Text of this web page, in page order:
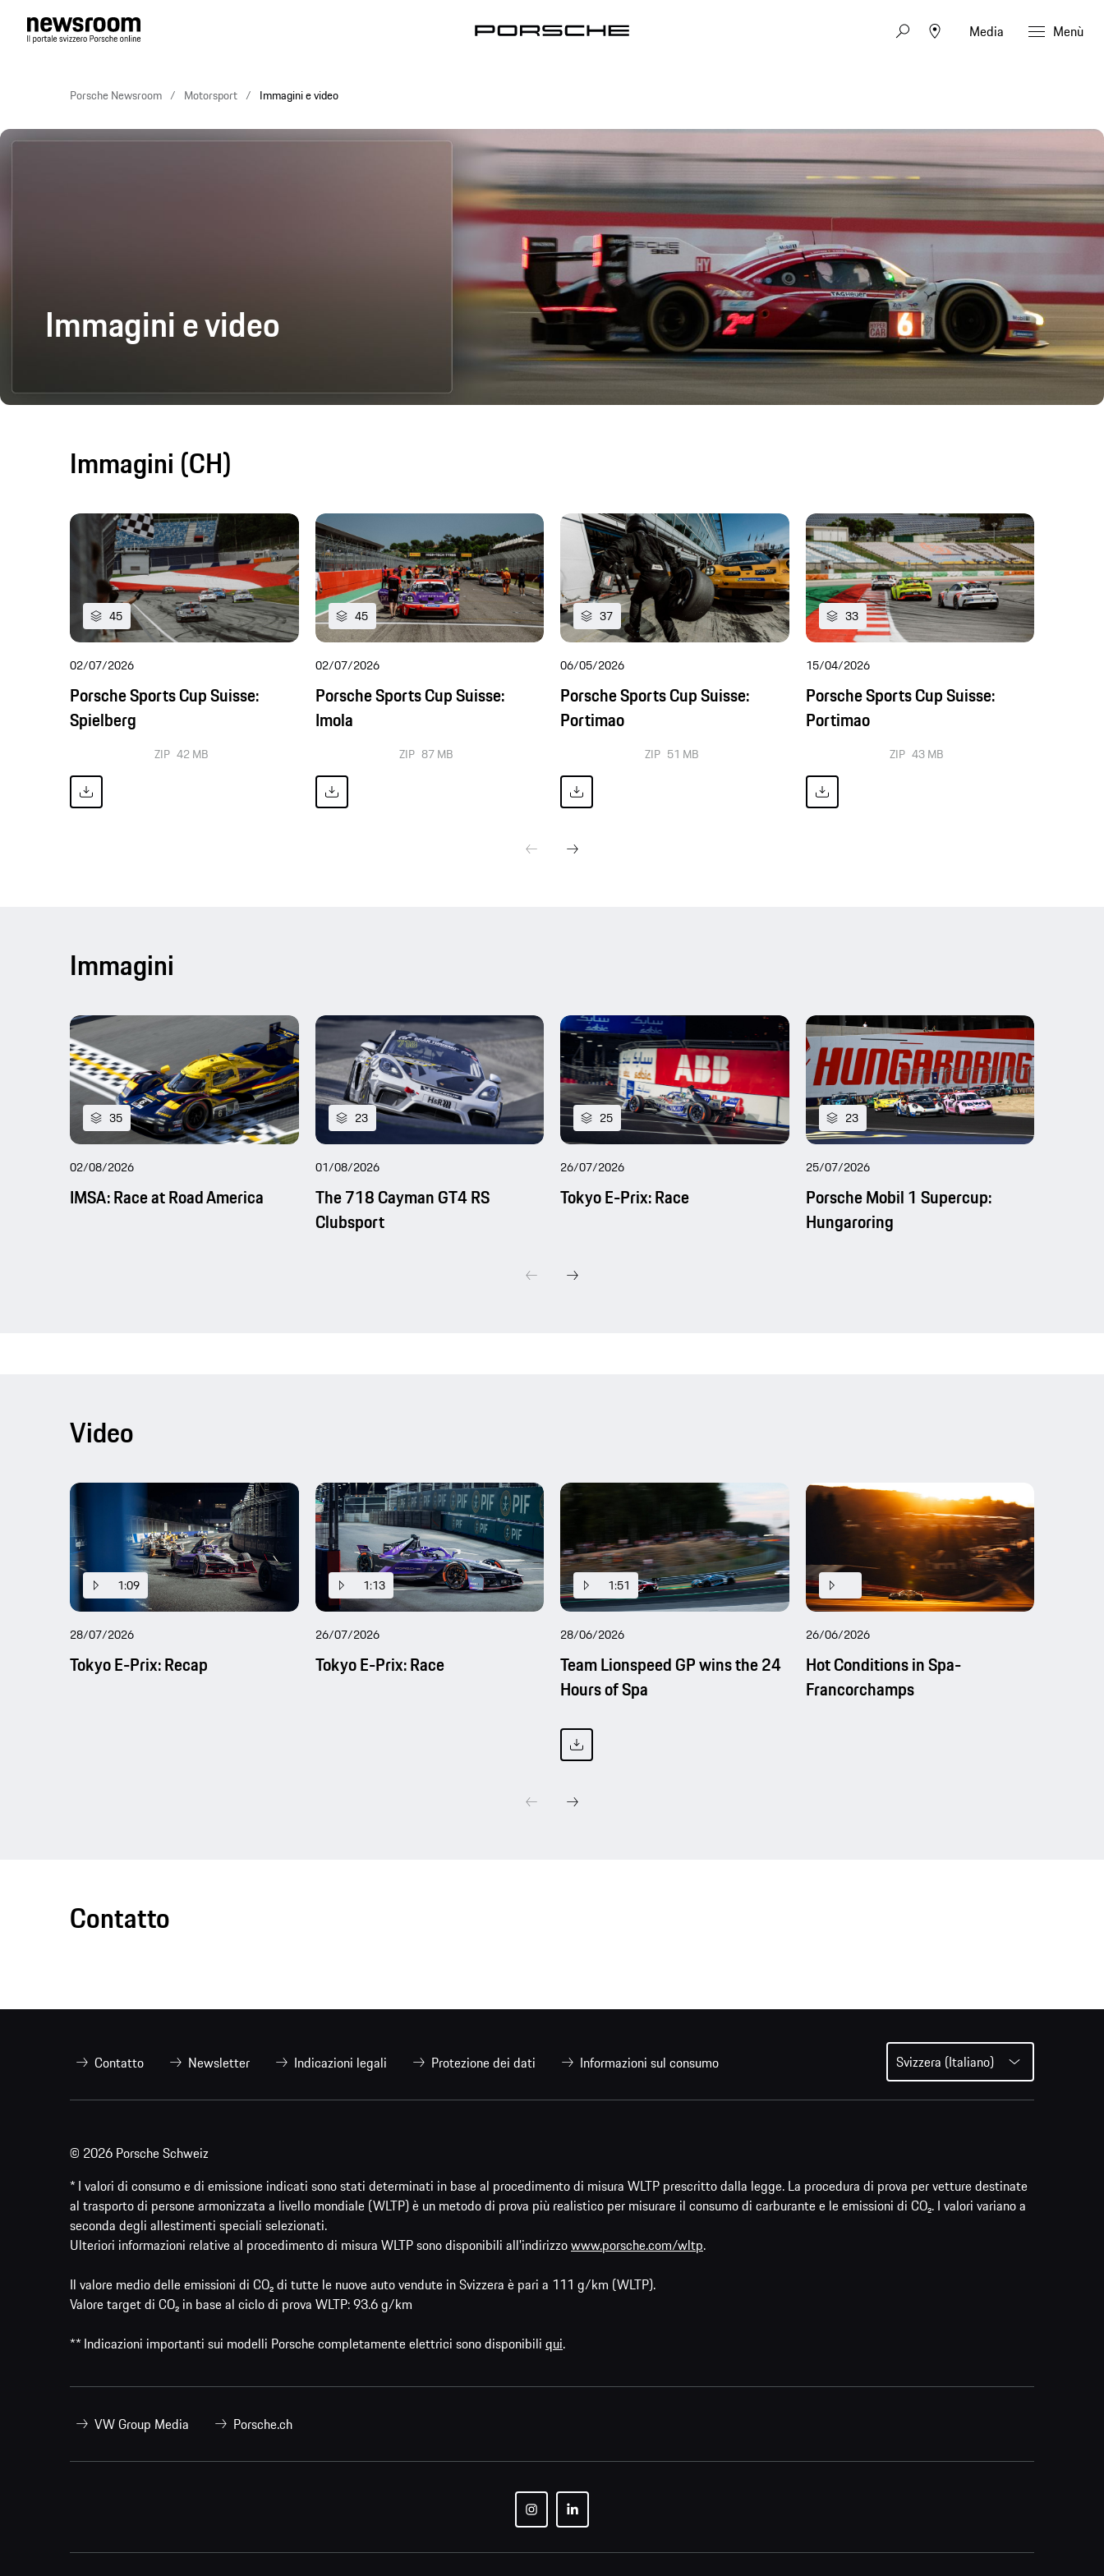
Media Menù
Porsche Newsroom Motorsport Immagini e video
Immagini e video
Immagini (CH)
45
02/07/2026
Porsche Sports Cup Suisse:
Spielberg
ZIP 42 MB
45
02/07/2026
Porsche Sports Cup Suisse:
Imola
ZIP 87 MB
37
06/05/2026
Porsche Sports Cup Suisse:
Portimao
ZIP 51 MB
33
15/04/2026
Porsche Sports Cup Suisse:
Portimao
ZIP 43 MB
Immagini
35
02/08/2026
IMSA: Race at Road America
23
01/08/2026
The 718 Cayman GT4 RS
Clubsport
25
26/07/2026
Tokyo E-Prix: Race
23
25/07/2026
Porsche Mobil 1 Supercup:
Hungaroring
Video
1:09
28/07/2026
Tokyo E-Prix: Recap
1:13
26/07/2026
Tokyo E-Prix: Race
1:51
28/06/2026
Team Lionspeed GP wins the 24
Hours of Spa
26/06/2026
Hot Conditions in Spa-
Francorchamps
Contatto
Contatto Newsletter Indicazioni legali Protezione dei dati Informazioni sul consumo Svizzera (Italiano)
© 2026 Porsche Schweiz
* I valori di consumo e di emissione indicati sono stati determinati in base al procedimento di misura WLTP prescritto dalla legge. La procedura di prova per vetture destinate
al trasporto di persone armonizzata a livello mondiale (WLTP) è un metodo di prova più realistico per misurare il consumo di carburante e le emissioni di CO₂. I valori variano a
seconda degli allestimenti speciali selezionati.
Ulteriori informazioni relative al procedimento di misura WLTP sono disponibili all'indirizzowww.porsche.com/wltp.
Il valore medio delle emissioni di CO₂ di tutte le nuove auto vendute in Svizzera è pari a 111 g/km (WLTP).
Valore target di CO₂ in base al ciclo di prova WLTP: 93.6 g/km
** Indicazioni importanti sui modelli Porsche completamente elettrici sono disponibili qui.
VW Group Media Porsche.ch